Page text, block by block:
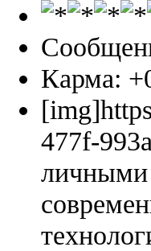
Карма:
477f-
личными